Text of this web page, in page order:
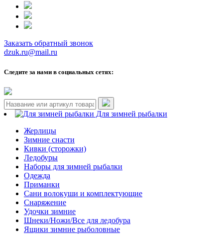
Заказать обратный звонок
dzuk.ru@mail.ru
Следите за нами в социальных сетях:
Для зимней рыбалки
Жерлицы
Зимние снасти
Кивки (сторожки)
Ледобуры
Наборы для зимней рыбалки
Одежда
Приманки
Сани волокуши и комплектующие
Снаряжение
Удочки зимние
Шнеки/Ножи/Все для ледобура
Ящики зимние рыболовные